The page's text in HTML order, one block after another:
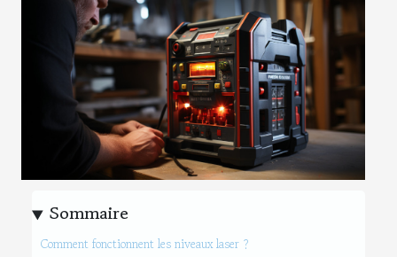
Sommaire
Comment fonctionnent les niveaux laser ?